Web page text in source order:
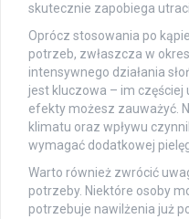
skutecznie zapobiega
Oprócz stosowania po
potrzeb, zwłaszcza w
intensywnego działania
jest kluczowa – im
efekty możesz zauważyć.
klimatu oraz wpływu
wymagać dodatkowej
Warto również zwrócić
potrzeby. Niektóre osoby
potrzebuje nawilżenia już